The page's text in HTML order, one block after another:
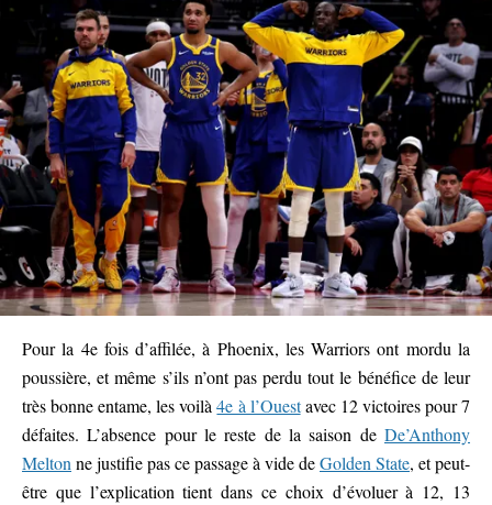
Pour la 4e fois d’affilée, à Phoenix, les Warriors ont mordu la
poussière, et même s’ils n’ont pas perdu tout le bénéfice de leur
très bonne entame, les voilà4e à l’Ouestavec 12 victoires pour 7
défaites. L’absence pour le reste de la saison de De’Anthony
Meltonne justifie pas ce passage à vide deGolden State, et peut-
être que l’explication tient dans ce choix d’évoluer à 12, 13